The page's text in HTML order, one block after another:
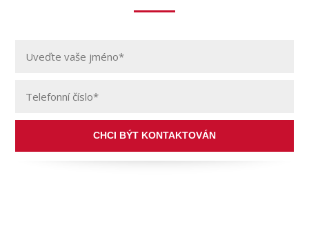
CHCI BÝT KONTAKTOVÁN